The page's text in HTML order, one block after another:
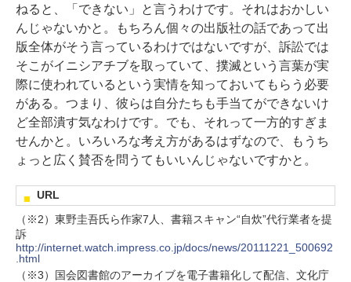
ねると、「できない」と言うわけです。それはおかしい
んじゃないかと。もちろん個々の出版社の話であって出
版全体がそう言っているわけではないですが、訴訟では
そこがイニシアチブを取っていて、撲滅という言葉が実
際に使われているという実情を知っておいてもらう必要
がある。つまり、彼らは自分たちも手当てができないけ
ど全部潰す気なわけです。でも、それって一方的すぎま
せんかと。いろいろな考え方があるはずなので、もうち
ょっと広く賛否を問うてもいいんじゃないですかと。
URL
（※2）東野圭吾氏ら作家7人、書籍スキャン“自炊”代行業者を提
訴
http://internet.watch.impress.co.jp/docs/news/20111221_500692
.html
（※3）国会図書館のアーカイブを電子書籍化して配信、文化庁